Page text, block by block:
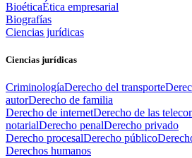
BioéticaÉtica empresarial
Biografías
Ciencias jurídicas
Ciencias jurídicas
CriminologíaDerecho del transporte
autorDerecho de familia
Derecho de internetDerecho de las
notarialDerecho penalDerecho privado
Derecho procesalDerecho público
Derechos humanos